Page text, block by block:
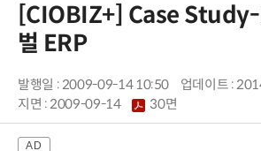
[CIOBIZ+] Case Study-
벌 ERP
발행일 : 2009-09-14 10:50
업데이트 :
지면 :2009-09-14 30면